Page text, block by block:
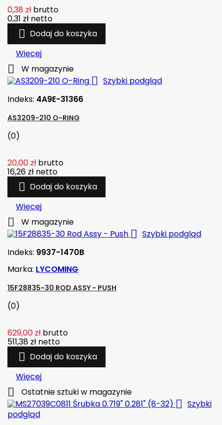
0,38 zł brutto
0,31 zł netto
 Dodaj do koszyka
Więcej
 W magazynie
 Szybki podgląd
Indeks: 4A9E-31366
AS3209-210 O-RING
(0)
20,00 zł brutto
16,26 zł netto
 Dodaj do koszyka
Więcej
 W magazynie
 Szybki podgląd
Indeks: 9937-1470B
Marka: LYCOMING
15F28835-30 ROD ASSY - PUSH
(0)
629,00 zł brutto
511,38 zł netto
 Dodaj do koszyka
Więcej
 Ostatnie sztuki w magazynie
 Szybki
podgląd